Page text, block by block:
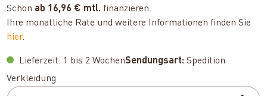
Schon ab 16,96 € mtl. finanzieren.
Ihre monatliche Rate und weitere Informationen finden Sie
hier.
Lieferzeit: 1 bis 2 WochenSendungsart: Spedition
Verkleidung